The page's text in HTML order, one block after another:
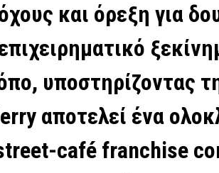
και όρεξη για
υποστηρίζοντας
αποτελεί ένα
café franchise